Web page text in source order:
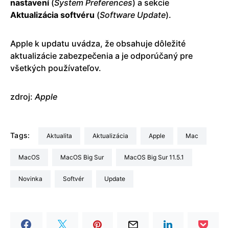
nastavení(System Preferences) a sekcie
Aktualizácia softvéru (Software Update).
Apple k updatu uvádza, že obsahuje dôležité
aktualizácie zabezpečenia a je odporúčaný pre
všetkých používateľov.
zdroj: Apple
Tags: aktualita aktualizácia Apple Mac
macOS macOS Big Sur macOS Big Sur 11.5.1
Novinka softvér update